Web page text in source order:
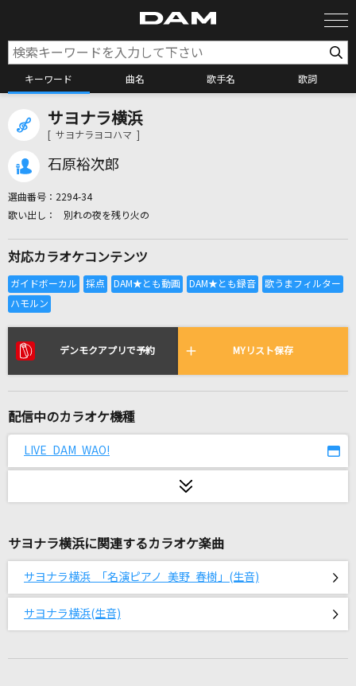
キーワード 曲名 歌手名 歌詞
カラオケ検索
全国りれき
リアルタイムで歌われている曲の一覧
[生音]流星
[生音]紫煙
神野美伽
みきとP
モエチャッカファイア
コトノハカンタービレ
サヨナラ横浜
[ サヨナラヨコハマ ]
石原裕次郎
選曲番号： 2294-34
別れの夜を残り火の
対応カラオケコンテンツ
デンモクアプリで予約 MYリスト保存
配信中のカラオケ機種
LIVE DAM WAO!
サヨナラ横浜に関連するカラオケ楽曲
サヨナラ横浜 「名演ピアノ 美野 春樹」(生音)
サヨナラ横浜(生音)